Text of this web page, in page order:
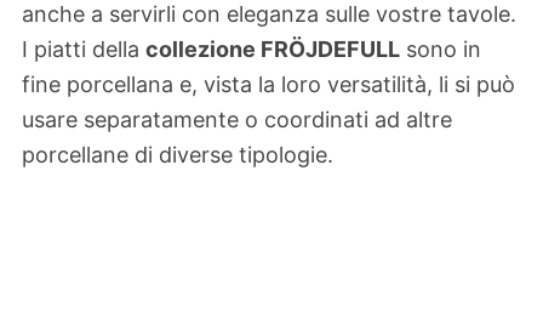
anche a servirli con eleganza sulle vostre tavole.
I piatti della collezione FRÖJDEFULL sono in
fine porcellana e, vista la loro versatilità, li si può
usare separatamente o coordinati ad altre
porcellane di diverse tipologie.